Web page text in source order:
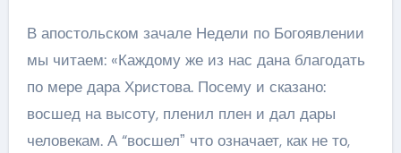
В апостольском зачале Недели по Богоявлении
мы читаем: «Каждому же из нас дана благодать
по мере дара Христова. Посему и сказано:
восшед на высоту, пленил плен и дал дары
человекам. А “восшелˮ что означает, как не то,